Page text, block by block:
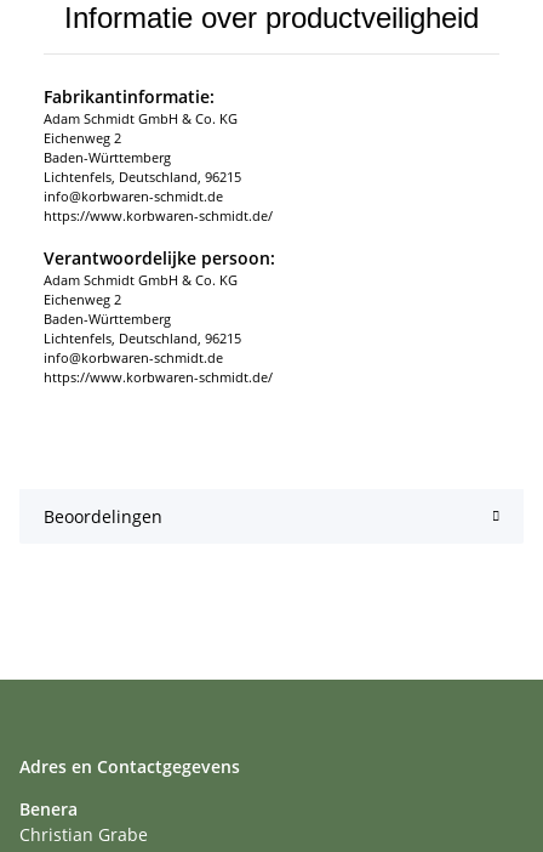
Informatie over productveiligheid
Fabrikantinformatie:
Adam Schmidt GmbH & Co. KG
Eichenweg 2
Baden-Württemberg
Lichtenfels, Deutschland, 96215
info@korbwaren-schmidt.de
https://www.korbwaren-schmidt.de/
Verantwoordelijke persoon:
Adam Schmidt GmbH & Co. KG
Eichenweg 2
Baden-Württemberg
Lichtenfels, Deutschland, 96215
info@korbwaren-schmidt.de
https://www.korbwaren-schmidt.de/
Beoordelingen
Adres en Contactgegevens
Benera
Christian Grabe